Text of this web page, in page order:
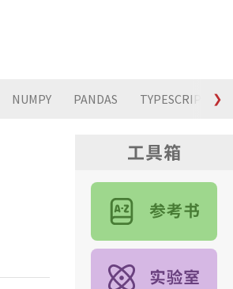
NUMPY PANDAS TYPESCRIPT ❯